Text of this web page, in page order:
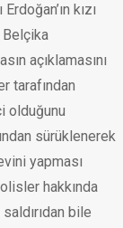
kızı
Belçika
açıklamasını
tarafından
olduğunu
sürüklenerek
yapması
hakkında
bile